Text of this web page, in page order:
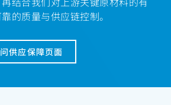
的质量与供应链控制。
供应保障页面